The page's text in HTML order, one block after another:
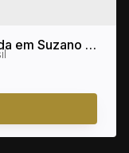
em Suzano /